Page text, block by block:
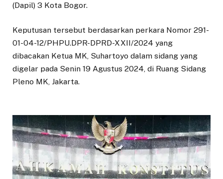
(Dapil) 3 Kota Bogor.
Keputusan tersebut berdasarkan perkara Nomor 291-
01-04-12/PHPU.DPR-DPRD-XXII/2024 yang
dibacakan Ketua MK, Suhartoyo dalam sidang yang
digelar pada Senin 19 Agustus 2024, di Ruang Sidang
Pleno MK, Jakarta.